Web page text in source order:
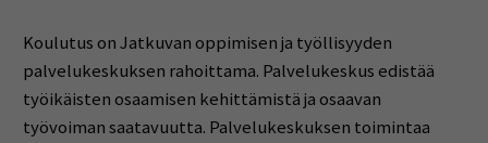
Koulutus on Jatkuvan oppimisen ja työllisyyden
palvelukeskuksen rahoittama. Palvelukeskus edistää
työikäisten osaamisen kehittämistä ja osaavan
työvoiman saatavuutta. Palvelukeskuksen toimintaa